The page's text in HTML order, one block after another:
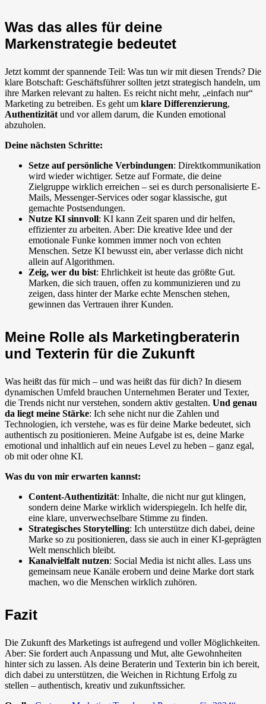
Was das alles für deine
Markenstrategie bedeutet
Jetzt kommt der spannende Teil: Was tun wir mit diesen Trends? Die
klare Botschaft: Geschäftsführer sollten jetzt strategisch handeln, um
ihre Marken relevant zu halten. Es reicht nicht mehr, „einfach nur“
Marketing zu betreiben. Es geht um klare Differenzierung,
Authentizität und vor allem darum, die Kunden emotional
abzuholen.
Deine nächsten Schritte:
Setze auf persönliche Verbindungen: Direktkommunikation
wird wieder wichtiger. Setze auf Formate, die deine
Zielgruppe wirklich erreichen – sei es durch personalisierte E-
Mails, Messenger-Services oder sogar klassische, gut
gemachte Postsendungen.
Nutze KI sinnvoll: KI kann Zeit sparen und dir helfen,
effizienter zu arbeiten. Aber: Die kreative Idee und der
emotionale Funke kommen immer noch von echten
Menschen. Setze KI bewusst ein, aber verlasse dich nicht
allein auf Algorithmen.
Zeig, wer du bist: Ehrlichkeit ist heute das größte Gut.
Marken, die sich trauen, offen zu kommunizieren und zu
zeigen, dass hinter der Marke echte Menschen stehen,
gewinnen das Vertrauen ihrer Kunden.
Meine Rolle als Marketingberaterin
und Texterin für die Zukunft
Was heißt das für mich – und was heißt das für dich? In diesem
dynamischen Umfeld brauchen Unternehmen Berater und Texter,
die Trends nicht nur verstehen, sondern aktiv gestalten. Und genau
da liegt meine Stärke: Ich sehe nicht nur die Zahlen und
Technologien, ich verstehe, was es für deine Marke bedeutet, sich
authentisch zu positionieren. Meine Aufgabe ist es, deine Marke
emotional und inhaltlich auf ein neues Level zu heben – ganz egal,
ob mit oder ohne KI.
Was du von mir erwarten kannst:
Content-Authentizität: Inhalte, die nicht nur gut klingen,
sondern deine Marke wirklich widerspiegeln. Ich helfe dir,
eine klare, unverwechselbare Stimme zu finden.
Strategisches Storytelling: Ich unterstütze dich dabei, deine
Marke so zu positionieren, dass sie auch in einer KI-geprägten
Welt menschlich bleibt.
Kanalvielfalt nutzen: Social Media ist nicht alles. Lass uns
gemeinsam neue Kanäle erobern und deine Marke dort stark
machen, wo die Menschen wirklich zuhören.
Fazit
Die Zukunft des Marketings ist aufregend und voller Möglichkeiten.
Aber: Sie fordert auch Anpassung und Mut, alte Gewohnheiten
hinter sich zu lassen. Als deine Beraterin und Texterin bin ich bereit,
dich dabei zu unterstützen, die Weichen in Richtung Erfolg zu
stellen – authentisch, kreativ und zukunftssicher.